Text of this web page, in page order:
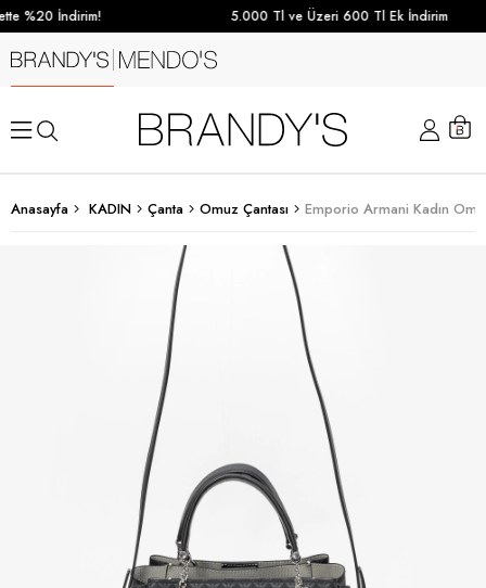
%20 İndirim! 5.000 Tl ve Üzeri 600 Tl Ek İndirim
Anasayfa KADIN Çanta Omuz Çantası Emporio Armani Kadın